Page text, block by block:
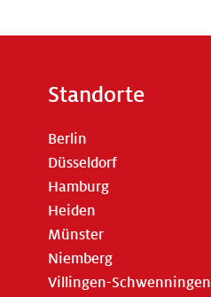
Standorte
Berlin
Düsseldorf
Hamburg
Heiden
Münster
Niemberg
Villingen-Schwenningen